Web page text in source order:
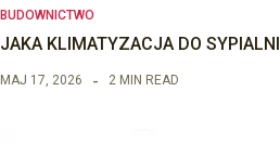
BUDOWNICTWO
JAKA KLIMATYZACJA DO SYPIALNI
MAJ 17, 2026 2 MIN READ